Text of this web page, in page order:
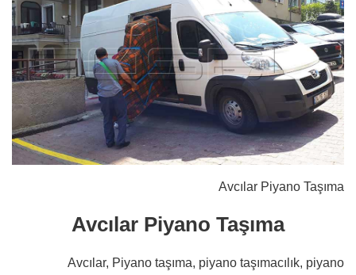
Avcılar Piyano Taşıma
Avcılar Piyano Taşıma
Avcılar, Piyano taşıma, piyano taşımacılık, piyano